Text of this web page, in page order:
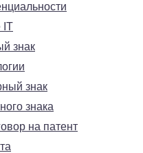
IT
знак
знак
знака
на патент